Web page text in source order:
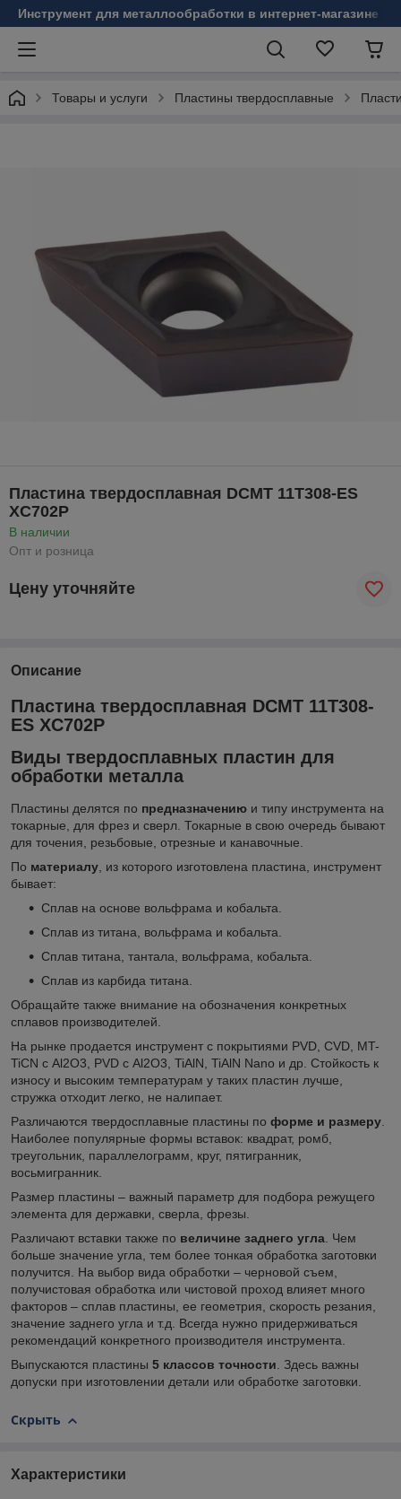
Инструмент для металлообработки в интернет-магазине
Товары и услуги Пластины твердосплавные
Пластина твердосплавная DCMT 11T308-ES
XC702P
В наличии
Опт и розница
Цену уточняйте
Описание
Пластина твердосплавная DCMT 11T308-
ES XC702P
Виды твердосплавных пластин для
обработки металла
Пластины делятся по предназначению и типу инструмента на
токарные, для фрез и сверл. Токарные в свою очередь бывают
для точения, резьбовые, отрезные и канавочные.
По материалу , из которого изготовлена пластина, инструмент
бывает:
Сплав на основе вольфрама и кобальта.
Сплав из титана, вольфрама и кобальта.
Сплав титана, тантала, вольфрама, кобальта.
Сплав из карбида титана.
Обращайте также внимание на обозначения конкретных
сплавов производителей.
На рынке продается инструмент с покрытиями PVD, CVD, MT-
TiCN с Al2O3 , PVD с Al2O3 , TiAlN, TiAlN Nano и др. Стойкость к
износу и высоким температурам у таких пластин лучше,
стружка отходит легко, не налипает.
Различаются твердосплавные пластины по форме и размеру
Наиболее популярные формы вставок: квадрат, ромб,
треугольник, параллелограмм, круг, пятигранник,
восьмигранник.
Размер пластины – важный параметр для подбора режущего
элемента для державки, сверла, фрезы.
Различают вставки также по величине заднего угла . Чем
больше значение угла, тем более тонкая обработка заготовки
получится. На выбор вида обработки – черновой съем,
получистовая обработка или чистовой проход влияет много
факторов – сплав пластины, ее геометрия, скорость резания,
значение заднего угла и т.д. Всегда нужно придерживаться
рекомендаций конкретного производителя инструмента.
Выпускаются пластины 5 классов точности . Здесь важны
допуски при изготовлении детали или обработке заготовки.
Скрыть
Характеристики